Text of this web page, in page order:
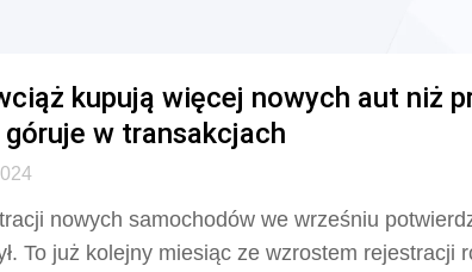
kupują więcej nowych aut niż
w transakcjach
nowych samochodów we wrześniu
To już kolejny miesiąc ze wzrostem rejestracji